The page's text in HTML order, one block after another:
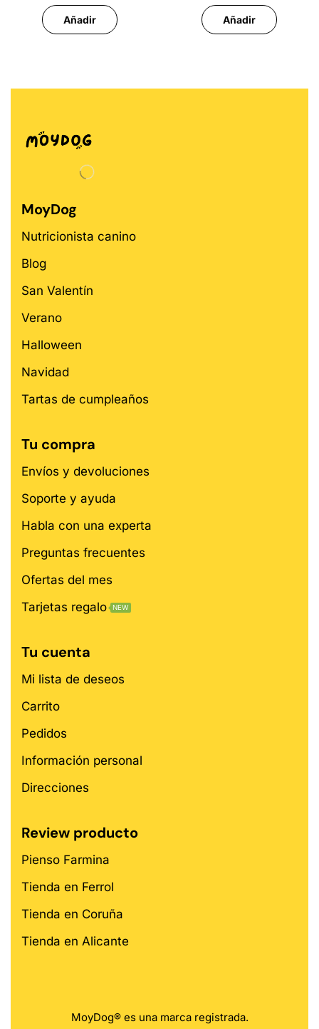
Añadir Añadir
MoyDog
Nutricionista canino
Blog
San Valentín
Verano
Halloween
Navidad
Tartas de cumpleaños
Tu compra
Envíos y devoluciones
Soporte y ayuda
Habla con una experta
Preguntas frecuentes
Ofertas del mes
Tarjetas regalo
NEW
Tu cuenta
Mi lista de deseos
Carrito
Pedidos
Información personal
Direcciones
Review producto
Pienso Farmina
Tienda en Ferrol
Tienda en Coruña
Tienda en Alicante
MoyDog® es una marca registrada.